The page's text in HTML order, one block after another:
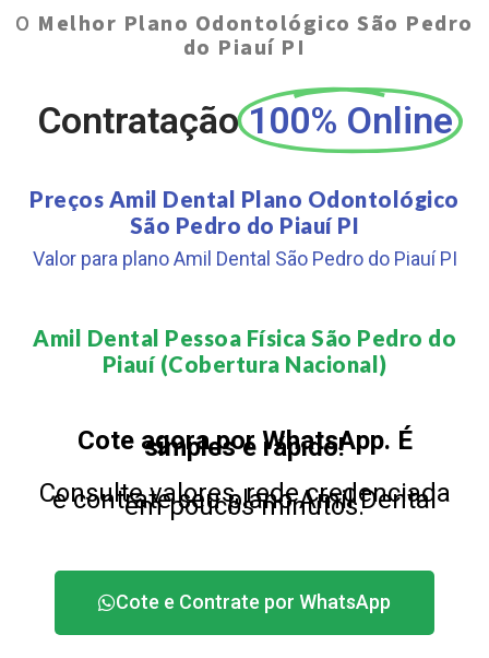
O Melhor Plano Odontológico São Pedro
do Piauí PI
Contratação 100% Online
Preços Amil Dental Plano Odontológico
São Pedro do Piauí PI
Valor para plano Amil Dental São Pedro do Piauí PI
Amil Dental Pessoa Física São Pedro do
Piauí (Cobertura Nacional)​
Cote agora por WhatsApp. É
simples e rápido!
Consulte valores, rede credenciada
e contrate seu plano Amil Dental
em poucos minutos.
Cote e Contrate por WhatsApp